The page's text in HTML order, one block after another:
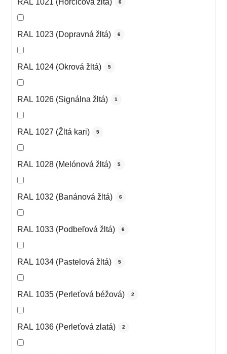
RAL 1021 (Horčicová žltá) 6
RAL 1023 (Dopravná žltá) 6
RAL 1024 (Okrová žltá) 5
RAL 1026 (Signálna žltá) 1
RAL 1027 (Žltá kari) 5
RAL 1028 (Melónová žltá) 5
RAL 1032 (Banánová žltá) 6
RAL 1033 (Podbeľová žltá) 6
RAL 1034 (Pastelová žltá) 5
RAL 1035 (Perleťová béžová) 2
RAL 1036 (Perleťová zlatá) 2